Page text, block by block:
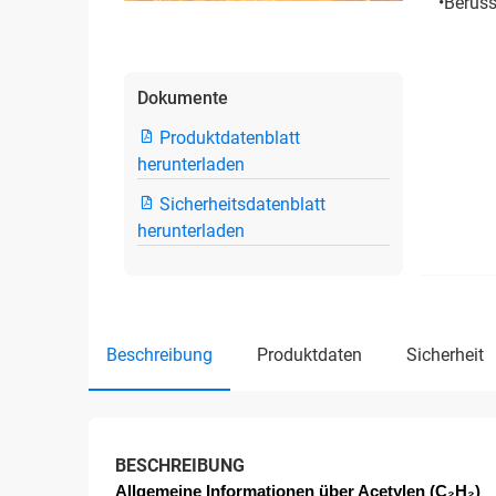
Dokumente
Produktdatenblatt
herunterladen
Sicherheitsdatenblatt
herunterladen
beschreibung produktdaten sicherheit
BESCHREIBUNG
Allgemeine Informationen über Acetylen (C₂H₂)